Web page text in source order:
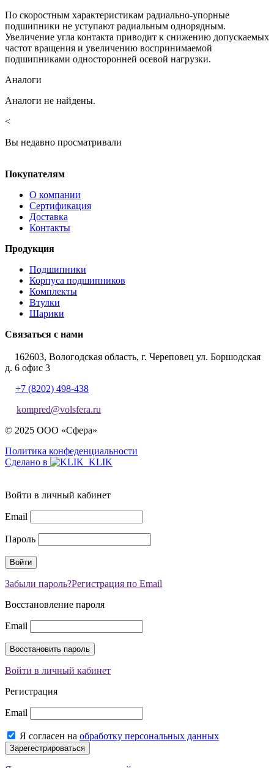
По скоростным характеристикам радиально-упорные
подшипники не уступают радиальным однорядным.
Увеличение угла контакта приводит к снижению допускаемых
частот вращения и увеличению воспринимаемой
подшипниками односторонней осевой нагрузки.
Аналоги
Аналоги не найдены.
<
Вы недавно просматривали
Покупателям
О компании
Сертификация
Доставка
Контакты
Продукция
Подшипники
Корпуса подшипников
Комплекты
Втулки
Шарики
Связаться с нами
162603, Вологодская область, г. Череповец ул. Боршодская
д. 6 офис 3
+7 (8202) 498-438
kompred@volsfera.ru
© 2025 ООО «Сфера»
Политика конфеденциальности
Сделано в
Войти в личный кабинет
Email
Пароль
Забыли пароль?Регистрация по Email
Восстановление пароля
Email
Войти в личный кабинет
Регистрация
Email
Я согласен на обработку персональных данных